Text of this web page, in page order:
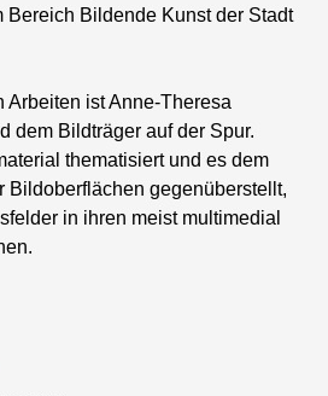
Bereich Bildende Kunst der Stadt
Arbeiten ist Anne-Theresa
dem Bildträger auf der Spur.
thematisiert und es dem
Bildoberflächen gegenüberstellt,
in ihren meist multimedial